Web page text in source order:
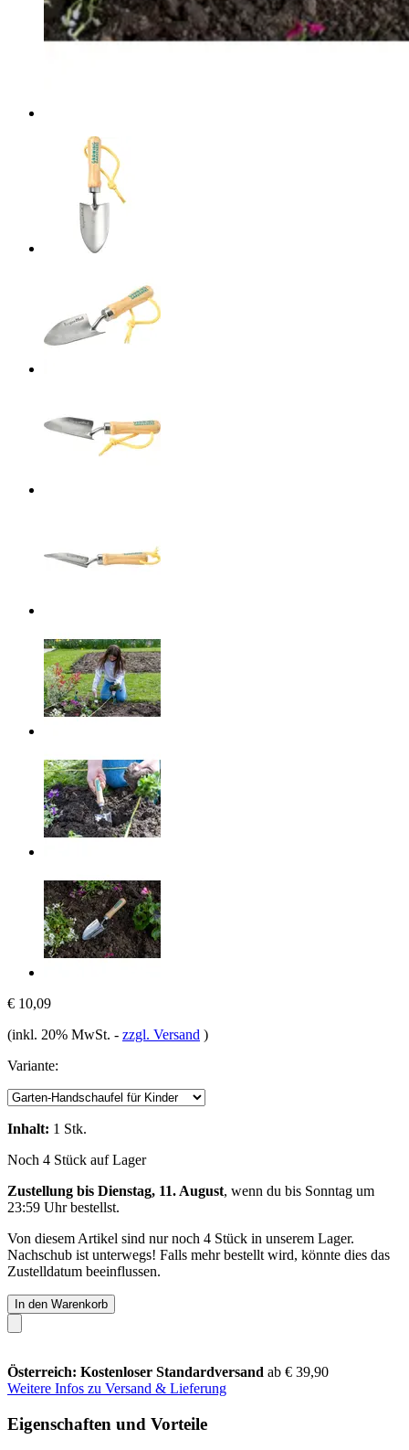
€ 10,09
(inkl. 20% MwSt. - zzgl. Versand )
Variante:
Inhalt: 1 Stk.
Noch 4 Stück auf Lager
Zustellung bis Dienstag, 11. August, wenn du bis Sonntag um
23:59 Uhrbestellst.
Von diesem Artikel sind nur noch 4 Stück in unserem Lager.
Nachschub ist unterwegs! Falls mehr bestellt wird, könnte dies das
Zustelldatum beeinflussen.
In den Warenkorb
Österreich: Kostenloser Standardversand ab € 39,90
Weitere Infos zu Versand & Lieferung
Eigenschaften und Vorteile